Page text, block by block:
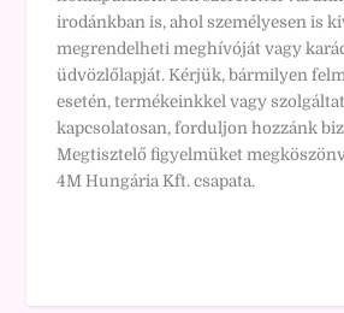
irodánkban is, ahol személyesen is
megrendelheti meghívóját vagy
üdvözlőlapját. Kérjük, bármilyen
esetén, termékeinkkel vagy
kapcsolatosan, forduljon hozzánk
Megtisztelő figyelmüket
4M Hungária Kft. csapata.